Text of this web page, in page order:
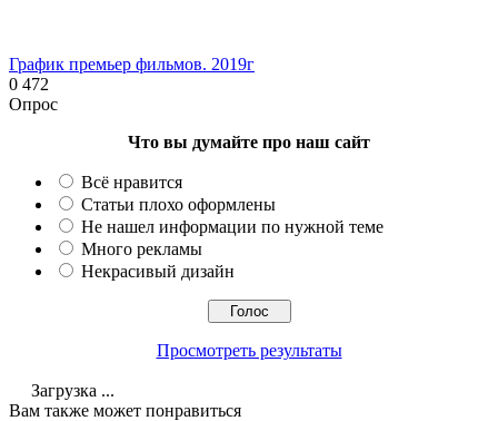
График премьер фильмов. 2019г
0 472
Опрос
Что вы думайте про наш сайт
Всё нравится
Статьи плохо оформлены
Не нашел информации по нужной теме
Много рекламы
Некрасивый дизайн
Просмотреть результаты
Загрузка ...
Вам также может понравиться